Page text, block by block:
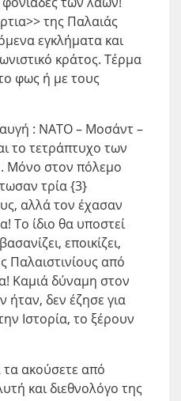
της Παλαιάς
εγκλήματα και
κράτος. Τέρμα
φως ή με τους
: ΝΑΤΟ – Μοσάντ –
το τετράπτυχο των
Μόνο στον πόλεμο
τρία {3}
αλλά τον έχασαν
Το ίδιο θα υποστεί
εποικίζει,
Παλαιστινίους από
Καμιά δύναμη στον
ήταν, δεν έζησε για
Ιστορία, το ξέρουν
ακούσετε από
και διεθνολόγο της